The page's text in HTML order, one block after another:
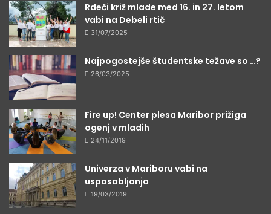
Rdeči križ mlade med 16. in 27. letom
vabi na Debeli rtič
31/07/2025
Najpogostejše študentske težave so …?
26/03/2025
Fire up! Center plesa Maribor prižiga
ogenj v mladih
24/11/2019
Univerza v Mariboru vabi na
usposabljanja
19/03/2019